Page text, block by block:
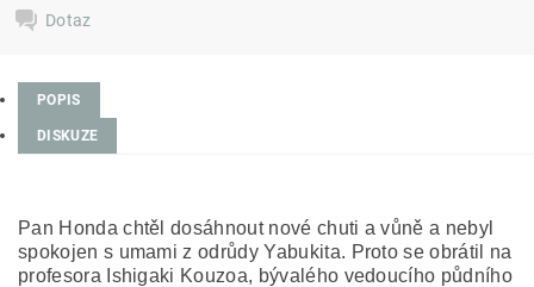
Dotaz
POPIS
DISKUZE
Pan Honda chtěl dosáhnout nové chuti a vůně a nebyl
spokojen s umami z odrůdy Yabukita. Proto se obrátil na
profesora Ishigaki Kouzoa, bývalého vedoucího půdního